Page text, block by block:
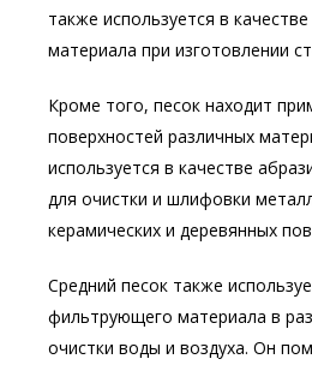
также используется в
материала при изготовлении
Кроме того, песок находит
поверхностей различных
используется в качестве
для очистки и шлифовки
керамических и деревянных
Средний песок также
фильтрующего материала в
очистки воды и воздуха. Он